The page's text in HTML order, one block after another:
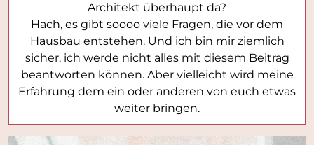
Architekt überhaupt da?
Hach, es gibt soooo viele Fragen, die vor dem
Hausbau entstehen. Und ich bin mir ziemlich
sicher, ich werde nicht alles mit diesem Beitrag
beantworten können. Aber vielleicht wird meine
Erfahrung dem ein oder anderen von euch etwas
weiter bringen.